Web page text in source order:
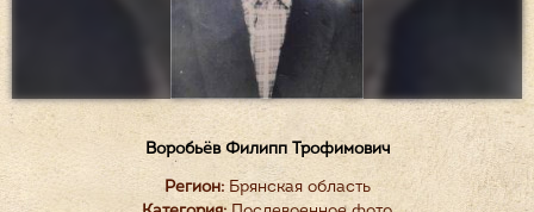
Воробьёв Филипп Трофимович
Регион:Брянская область